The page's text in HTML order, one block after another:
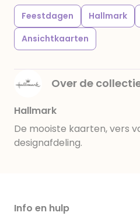
Feestdagen Hallmark
Ansichtkaarten
Over de
Hallmark
De mooiste kaarten, vers
designafdeling.
Info en hulp